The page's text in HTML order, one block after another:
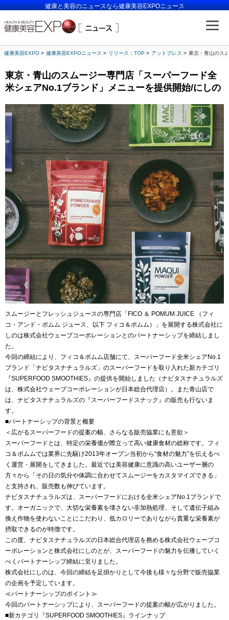
健康と美容のニュースなら健康美容EXPOニュース
健康美容EXPO 健康美容EXPOニュース リリース：TOP アットプレス 東京・青山のス
東京・青山のスムージー専門店「スーパーフード全
米シェアNo.1ブランド」メニューを提供開始/にしの
スムージーとフレッシュジュースの専門店「FICO ＆ POMUM JUICE （フィ
コ・アンド・ポムム ジュース、以下 フィコ＆ポムム）」を展開する株式会社に
しのは株式会社ウェーブコーポレーションとのパートナーシップを締結しまし
た。
今回の締結により、フィコ＆ポムム店舗にて、スーパーフード全米シェアNo.1
ブランド「ナビタスナチュラルズ」のスーパーフードを取り入れた新カテゴリ
『SUPERFOOD SMOOTHIES』の提供を開始しました（ナビタスナチュラルズ
は、株式会社ウェーブコーポレーションが日本総合代理店）。また青山店で
は、ナビタスナチュラルズの『スーパーフードスナック』の販売も行ないま
す。
■パートナーシップの背景と概要
＜広がるスーパーフードの提案の幅、さらなる販売協業にも意欲＞
スーパーフードとは、特定の栄養価が際立って高い健康食材の総称です。フィ
コ＆ポムムでは業界に先駆け2013年オープン当初から“食材の魅力”を伝えるべ
く運営・展開をしてきました。最近では美容健康に意識の高いユーザー層の
方々から「その日の気分や体調に合わせてスムージーをカスタマイズできる」
と支持され、販売数も伸びています。
ナビタスナチュラルズは、スーパーフードにおける全米シェアNo.1ブランドで
す。オーガニックで、大切な栄養素を壊さない非加熱処理、そして遺伝子組み
換え作物を使わないことにこだわり、低カロリーでありながら貴重な栄養素が
摂取できるのが特徴です。
この度、ナビタスナチュラルズの日本総合代理店を務める株式会社ウェーブコ
ーポレーションと株式会社にしのとが、スーパーフードの魅力を伝播していく
べくパートナーシップ締結に至りました。
株式会社にしのは、今回の締結を足掛かりとして今後も様々な分野で販売協業
の企画を予定しています。
≪パートナーシップのポイント≫
今回のパートナーシップにより、スーパーフードの提案の幅が広がりました。
■新カテゴリ『SUPERFOOD SMOOTHIES』ラインナップ